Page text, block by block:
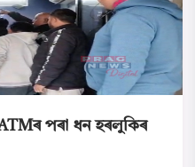
পৰা ধন হৰলুকিৰ